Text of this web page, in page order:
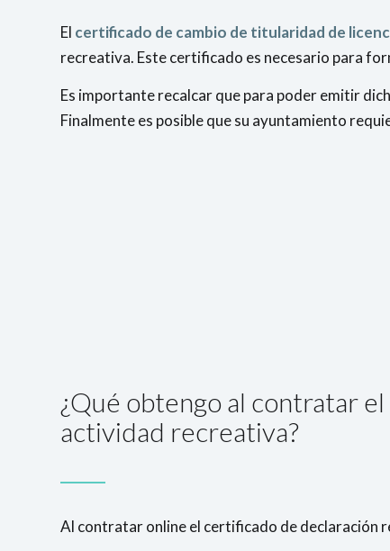
El certificado de cambio de titularidad de
recreativa. Este certificado es necesario para
Es importante recalcar que para poder emitir
Finalmente es posible que su ayuntamiento
¿Qué obtengo al contratar
actividad recreativa?
Al contratar online el certificado de declaración